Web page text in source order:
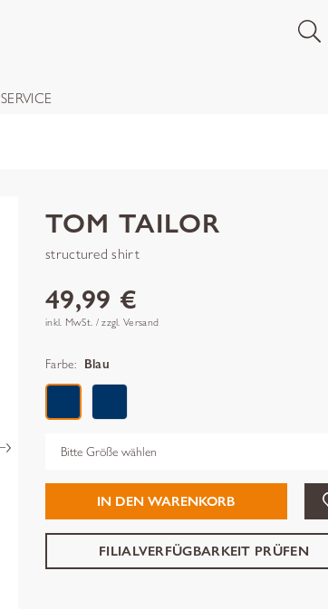
SERVICE
TOM TAILOR
structured shirt
49,99 €
inkl. MwSt. / zzgl. Versand
Farbe: Blau
Grösse
IN DEN WARENKORB
FILIALVERFÜGBARKEIT PRÜFEN